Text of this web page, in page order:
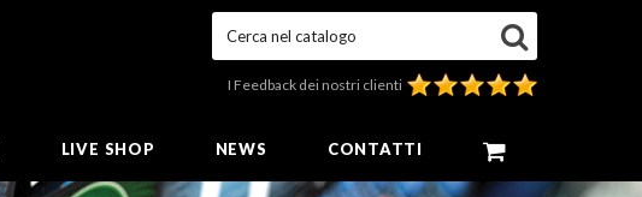
Cerca nel catalogo
I Feedback dei nostri clienti
LIVE SHOP NEWS CONTATTI